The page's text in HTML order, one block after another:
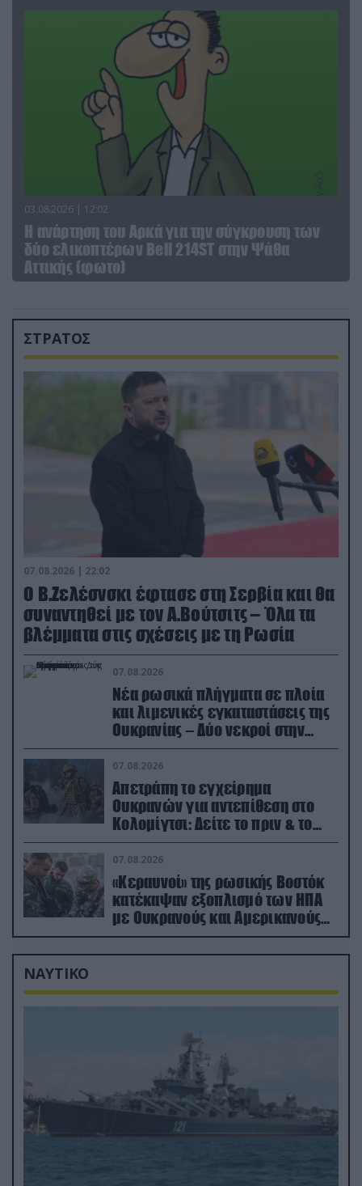
03.08.2026 | 12:02
Η ανάρτηση του Αρκά για την σύγκρουση των
δύο ελικοπτέρων Bell 214ST στην Ψάθα
Αττικής (φωτο)
ΣΤΡΑΤΟΣ
07.08.2026 | 22:02
Ο Β.Ζελέσνσκι έφτασε στη Σερβία και θα
συναντηθεί με τον Α.Βούτσιτς – Όλα τα
βλέμματα στις σχέσεις με τη Ρωσία
07.08.2026
Νέα ρωσικά πλήγματα σε πλοία
και λιμενικές εγκαταστάσεις της
Ουκρανίας – Δύο νεκροί στην
Κριμαία
07.08.2026
Απετράπη το εγχείρημα
Ουκρανών για αντεπίθεση στο
Κολομίγτσι: Δείτε το πριν & το
μετά της προσπάθειάς τους
(βίντεο)
07.08.2026
«Κεραυνοί» της ρωσικής Βοστόκ
κατέκαψαν εξοπλισμό των ΗΠΑ
με Ουκρανούς και Αμερικανούς
μισθοφόρους – Δείτε βίντεο
ΝΑΥΤΙΚΟ